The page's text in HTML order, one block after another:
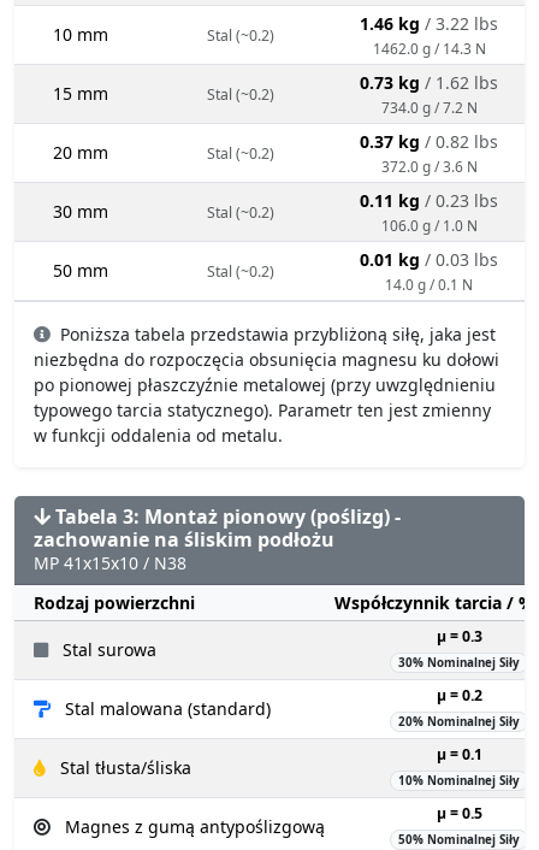
10 mm Stal (~0.2)
1.46 kg / 3.22 lbs
1462.0 g / 14.3 N
15 mm Stal (~0.2)
0.73 kg / 1.62 lbs
734.0 g / 7.2 N
20 mm Stal (~0.2)
0.37 kg / 0.82 lbs
372.0 g / 3.6 N
30 mm Stal (~0.2)
0.11 kg / 0.23 lbs
106.0 g / 1.0 N
50 mm Stal (~0.2)
0.01 kg / 0.03 lbs
14.0 g / 0.1 N
Poniższa tabela przedstawia przybliżoną siłę, jaka jest
niezbędna do rozpoczęcia obsunięcia magnesu ku dołowi
po pionowej płaszczyźnie metalowej (przy uwzględnieniu
typowego tarcia statycznego). Parametr ten jest zmienny
w funkcji oddalenia od metalu.
Tabela 3: Montaż pionowy (poślizg) -
zachowanie na śliskim podłożu
MP 41x15x10 / N38
Rodzaj powierzchni
Współczynnik tarcia /
Stal surowa
µ = 0.3
30% Nominalnej Siły
Stal malowana (standard)
µ = 0.2
20% Nominalnej Siły
Stal tłusta/śliska
µ = 0.1
10% Nominalnej Siły
Magnes z gumą antypoślizgową
µ = 0.5
50% Nominalnej Siły